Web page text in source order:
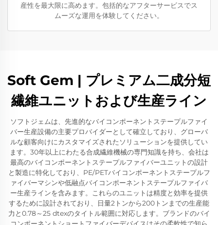
産性を最大限に高めます。包括的なアフターサービスでス
ムーズな運用を体験してください。
Soft Gem | プレミアム二成分短
繊維ユニットおよび生産ライン
ソフトジェムは、先進的なバイコンポーネントステープルファイ
バー生産設備の主要プロバイダーとして確立しており、グローバ
ルな顧客向けにカスタマイズされたソリューションを提供してい
ます。30年以上にわたる合成繊維機械の専門知識を持ち、会社は
最高のバイコンポーネントステープルファイバーユニットの設計
と製造に特化しており、PE/PETバイコンポーネントステープルフ
ァイバーマシンや低融点バイコンポーネントステープルファイバ
ー生産ラインを含みます。これらのユニットは精度と効率を提供
するために設計されており、日量2トンから200トンまでの生産能
力と0.78～25 dtexのタイトル範囲に対応します。ブランドのバイ